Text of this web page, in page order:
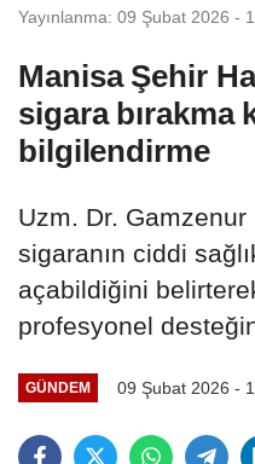
Yayınlanma: 09 Şubat 2026 -
Manisa Şehir
sigara bırakma
bilgilendirme
​​​​​​​Uzm. Dr.
sigaranın ciddi
açabildiğini
profesyonel
GÜNDEM 09 Şubat 2026 -